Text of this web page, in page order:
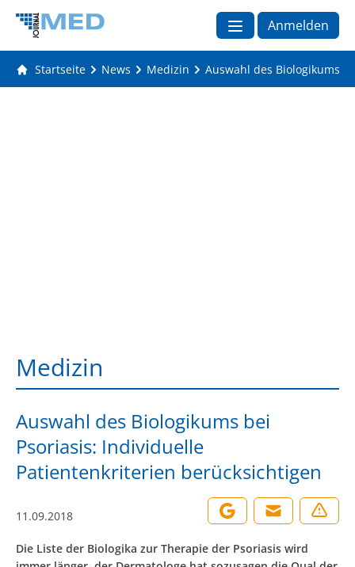
Anmelden
Startseite News Medizin Auswahl des Biologikums
Medizin
Auswahl des Biologikums bei
Psoriasis: Individuelle
Patientenkriterien berücksichtigen
11.09.2018
Die Liste der Biologika zur Therapie der Psoriasis wird